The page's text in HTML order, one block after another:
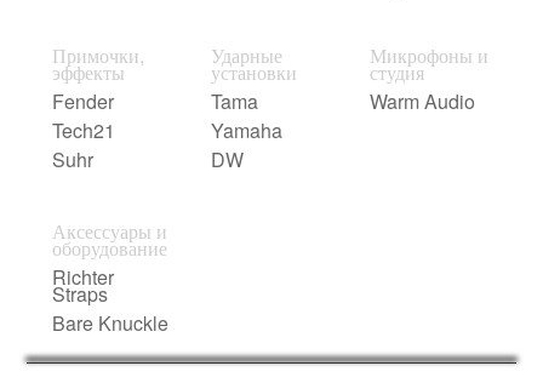
Примочки,
эффекты
Fender
Tech21
Suhr
Ударные
установки
Tama
Yamaha
DW
Микрофоны и
студия
Warm Audio
Аксессуары и
оборудование
Richter
Straps
Bare Knuckle